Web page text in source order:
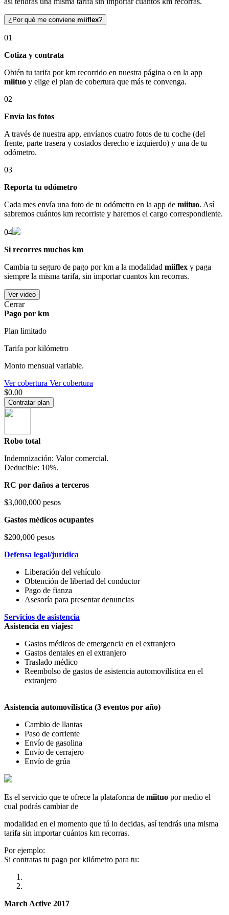
¿Por qué me conviene miiflex?
01
Cotiza y contrata
Obtén tu tarifa por km recorrido en nuestra página o en la app
miituo y elige el plan de cobertura que más te convenga.
02
Envía las fotos
A través de nuestra app, envíanos cuatro fotos de tu coche (del
frente, parte trasera y costados derecho e izquierdo) y una de tu
odómetro.
03
Reporta tu odómetro
Cada mes envía una foto de tu odómetro en la app de miituo. Así
sabremos cuántos km recorriste y haremos el cargo correspondiente.
04
Si recorres muchos km
Cambia tu seguro de pago por km a la modalidad miiflex y paga
siempre la misma tarifa, sin importar cuantos km recorras.
Ver video
Cerrar
Pago por km
Plan limitado
Tarifa por kilómetro
Monto mensual variable.
Ver cobertura Ver cobertura
$0.00
Contratar plan
Robo total
Indemnización: Valor comercial.
Deducible: 10%.
RC por daños a terceros
$3,000,000 pesos
Gastos médicos ocupantes
$200,000 pesos
Defensa legal/jurídica
Liberación del vehículo
Obtención de libertad del conductor
Pago de fianza
Asesoría para presentar denuncias
Servicios de asistencia
Asistencia en viajes:
Gastos médicos de emergencia en el extranjero
Gastos dentales en el extranjero
Traslado médico
Reembolso de gastos de asistencia automovilística en el
extranjero
Asistencia automovilística (3 eventos por año)
Cambio de llantas
Paso de corriente
Envío de gasolina
Envío de cerrajero
Envío de grúa
Es el servicio que te ofrece la plataforma de miituo por medio el
cual podrás cambiar de
modalidad en el momento que tú lo decidas, así tendrás una misma
tarifa sin importar cuántos km recorras.
Por ejemplo:
Si contratas tu pago por kilómetro para tu:
March Active 2017